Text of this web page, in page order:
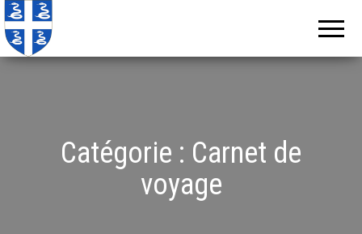
Catégorie : Carnet de
voyage